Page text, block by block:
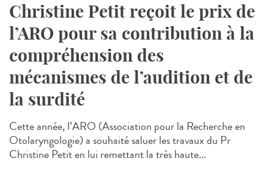
Christine Petit reçoit le prix de
l’ARO pour sa contribution à la
compréhension des
mécanismes de l’audition et de
la surdité
Cette année, l’ARO (Association pour la Recherche en
Otolaryngologie) a souhaité saluer les travaux du Pr
Christine Petit en lui remettant la très haute...